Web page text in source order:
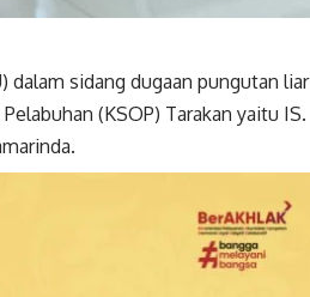
dalam sidang dugaan pungutan liar
(KSOP) Tarakan yaitu IS.